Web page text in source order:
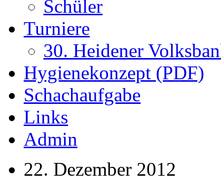
Schüler
Turniere
30. Heidener
Hygienekonzept (PDF)
Schachaufgabe
Links
Admin
22. Dezember 2012